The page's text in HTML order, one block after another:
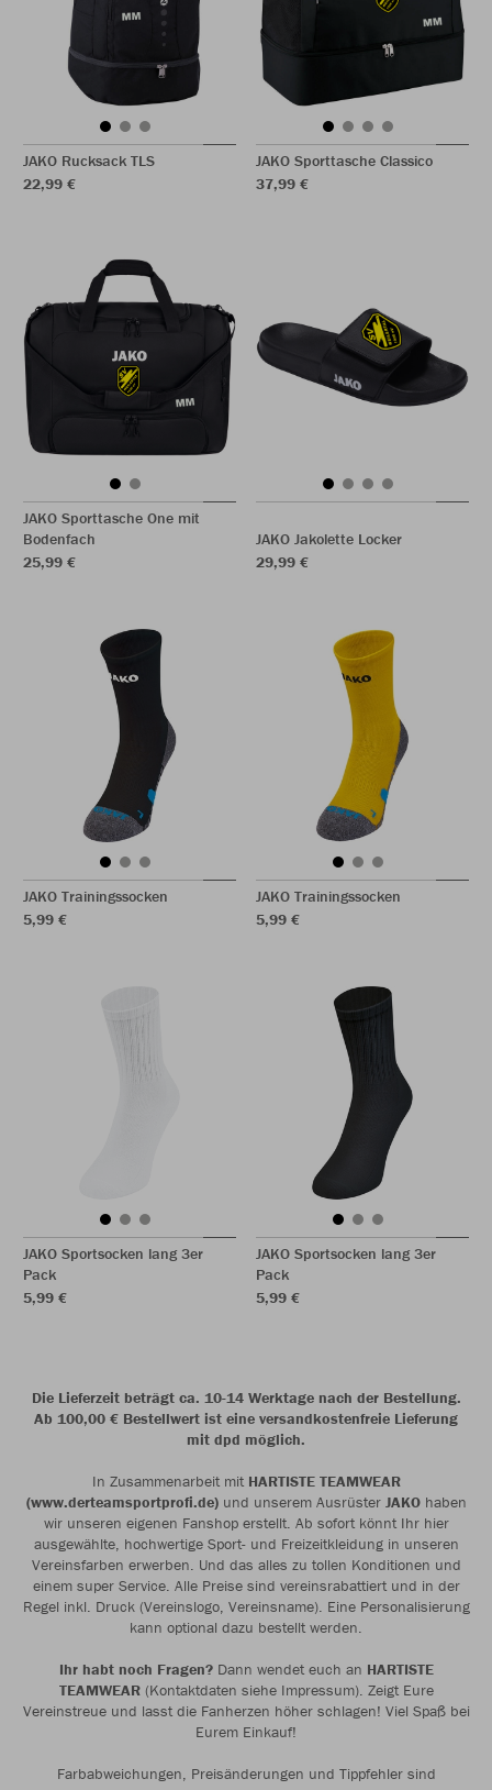
JAKO Rucksack TLS
22,99 €
JAKO Sporttasche Classico
37,99 €
JAKO Sporttasche One mit
Bodenfach
25,99 €
JAKO Jakolette Locker
29,99 €
JAKO Trainingssocken
5,99 €
JAKO Trainingssocken
5,99 €
JAKO Sportsocken lang 3er
Pack
5,99 €
JAKO Sportsocken lang 3er
Pack
5,99 €
Die Lieferzeit beträgt ca. 10-14 Werktage nach der Bestellung.
Ab 100,00 € Bestellwert ist eine versandkostenfreie Lieferung
mit dpd möglich.
In Zusammenarbeit mit HARTISTE TEAMWEAR
(www.derteamsportprofi.de)und unserem Ausrüster JAKOhaben
wir unseren eigenen Fanshop erstellt. Ab sofort könnt Ihr hier
ausgewählte, hochwertige Sport- und Freizeitkleidung in unseren
Vereinsfarben erwerben. Und das alles zu tollen Konditionen und
einem super Service. Alle Preise sind vereinsrabattiert und in der
Regel inkl. Druck (Vereinslogo, Vereinsname). Eine Personalisierung
kann optional dazu bestellt werden.
Ihr habt noch Fragen?Dann wendet euch an HARTISTE
TEAMWEAR(Kontaktdaten siehe Impressum). Zeigt Eure
Vereinstreue und lasst die Fanherzen höher schlagen! Viel Spaß bei
Eurem Einkauf!
Farbabweichungen, Preisänderungen und Tippfehler sind